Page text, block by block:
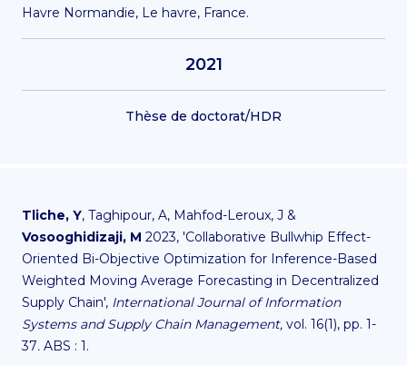
Havre Normandie, Le havre, France.
2021
Thèse de doctorat/HDR
Tliche, Y, Taghipour, A, Mahfod-Leroux, J &
Vosooghidizaji, M 2023, 'Collaborative Bullwhip Effect-
Oriented Bi-Objective Optimization for Inference-Based
Weighted Moving Average Forecasting in Decentralized
Supply Chain', International Journal of Information
Systems and Supply Chain Management, vol. 16(1), pp. 1-
37. ABS : 1.